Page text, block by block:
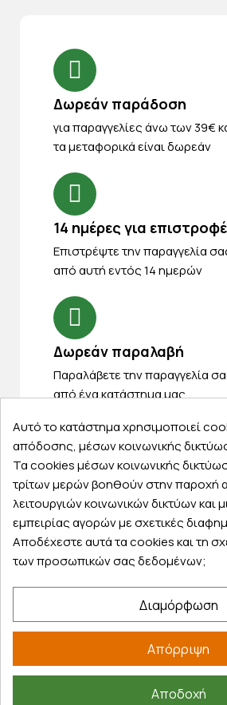
Δωρεάν παράδοση
για παραγγελίες άνω των 39€
τα μεταφορικά είναι δωρεάν
14 ημέρες για
Eπιστρέψτε την παραγγελία
από αυτή εντός 14 ημερών
Δωρεάν παραλαβή
Παραλάβετε την παραγγελία
από ένα κατάστημα μας
Express αποστολές
Κάντε σήμερα την παραγγελία
παραλάβετε αύριο στην
Εξυπηρέτηση πελατών
Τα αγαπημένα μου
Αυτό το κατάστημα χρησιμοποιεί
απόδοσης, μέσων κοινωνικής
Τα cookies μέσων κοινωνικής
τρίτων μερών βοηθούν στην παροχή
λειτουργιών κοινωνικών δικτύων και
εμπειρίας αγορών με σχετικές
Αποδέχεστε αυτά τα cookies και τη
των προσωπικών σας δεδομένων;
Διαμόρφωση
Απόρριψη
Αποδοχή